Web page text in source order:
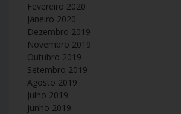
Fevereiro 2020
Janeiro 2020
Dezembro 2019
Novembro 2019
Outubro 2019
Setembro 2019
Agosto 2019
Julho 2019
Junho 2019